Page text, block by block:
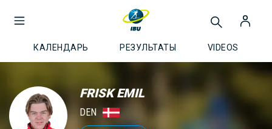
КАЛЕНДАРЬ РЕЗУЛЬТАТЫ VIDEOS
FRISK EMIL
DEN